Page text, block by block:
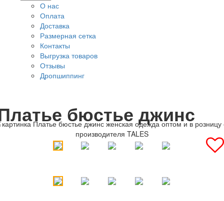
О нас
Оплата
Доставка
Размерная сетка
Контакты
Выгрузка товаров
Отзывы
Дропшиппинг
бюстье джинс